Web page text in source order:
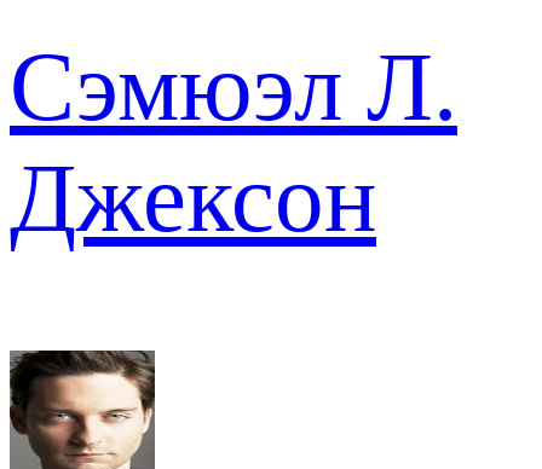
Сэмюэл Л.
Джексон